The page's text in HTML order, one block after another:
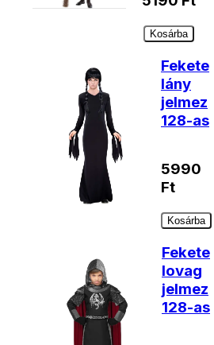
Kosárba
Fekete
lány
jelmez
128-as
5990
Ft
Kosárba
Fekete
lovag
jelmez
128-as